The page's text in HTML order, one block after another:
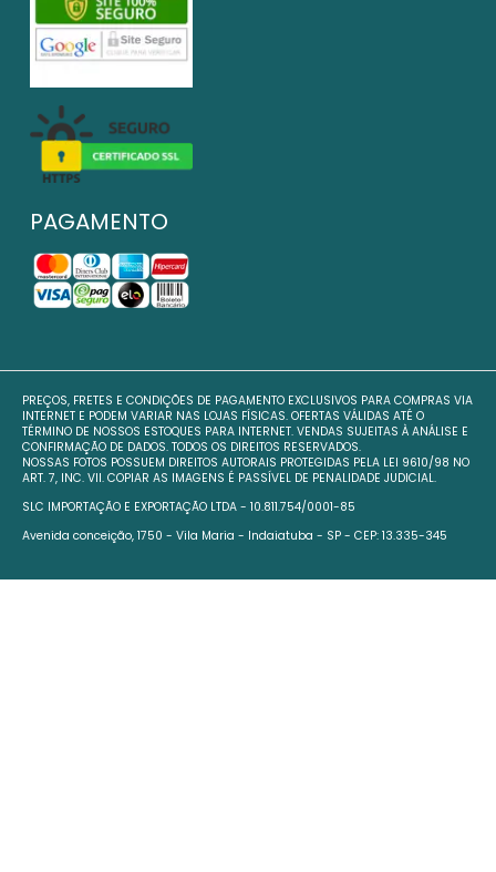
PAGAMENTO
PREÇOS, FRETES E CONDIÇÕES DE PAGAMENTO EXCLUSIVOS PARA COMPRAS VIA
INTERNET E PODEM VARIAR NAS LOJAS FÍSICAS. OFERTAS VÁLIDAS ATÉ O
TÉRMINO DE NOSSOS ESTOQUES PARA INTERNET. VENDAS SUJEITAS À ANÁLISE E
CONFIRMAÇÃO DE DADOS. TODOS OS DIREITOS RESERVADOS.
NOSSAS FOTOS POSSUEM DIREITOS AUTORAIS PROTEGIDAS PELA LEI 9610/98 NO
ART. 7, INC. VII. COPIAR AS IMAGENS É PASSÍVEL DE PENALIDADE JUDICIAL.
SLC IMPORTAÇÃO E EXPORTAÇÃO LTDA - 10.811.754/0001-85
Avenida conceição, 1750 - Vila Maria - Indaiatuba - SP - CEP: 13.335-345